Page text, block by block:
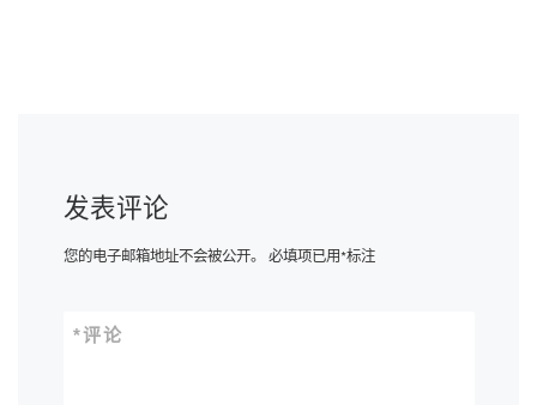
发表评论
您的电子邮箱地址不会被公开。 必填项已用*标注
评论
*